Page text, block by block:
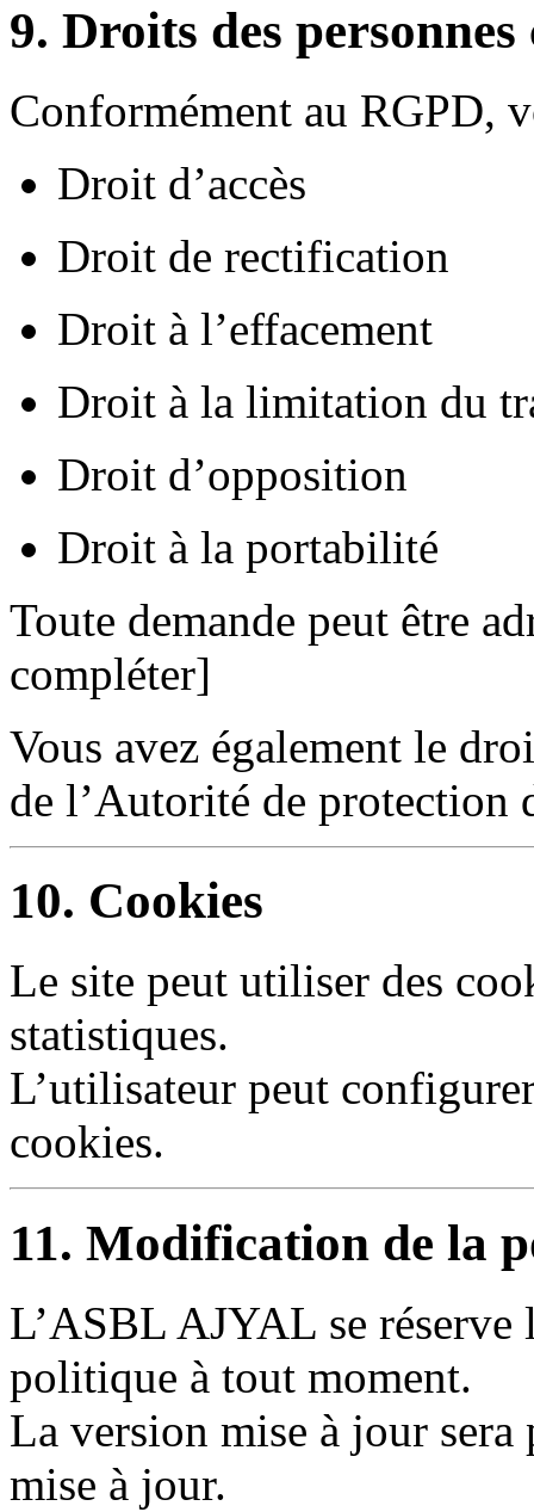
9. Droits des personnes
Conformément au RGPD,
Droit d’accès
Droit de rectification
Droit à l’effacement
Droit à la limitation du
Droit d’opposition
Droit à la portabilité
Toute demande peut être
compléter]
Vous avez également le
de l’Autorité de protection
10. Cookies
Le site peut utiliser des
statistiques.
L’utilisateur peut
cookies.
11. Modification de la
L’ASBL AJYAL se
politique à tout moment.
La version mise à jour sera
mise à jour.